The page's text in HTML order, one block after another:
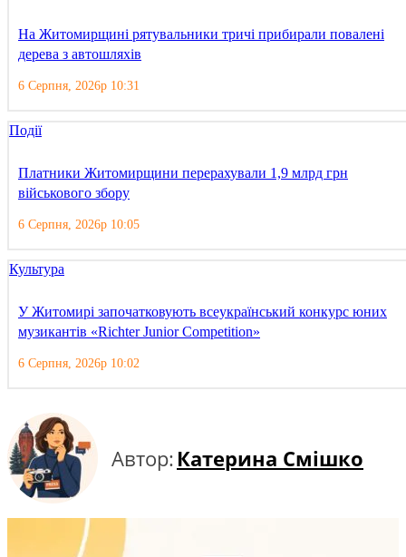
На Житомирщині рятувальники тричі прибирали повалені
дерева з автошляхів
6 Серпня, 2026р 10:31
Події
Платники Житомирщини перерахували 1,9 млрд грн
військового збору
6 Серпня, 2026р 10:05
Культура
У Житомирі започатковують всеукраїнський конкурс юних
музикантів «Richter Junior Competition»
6 Серпня, 2026р 10:02
Автор: Катерина Смішко